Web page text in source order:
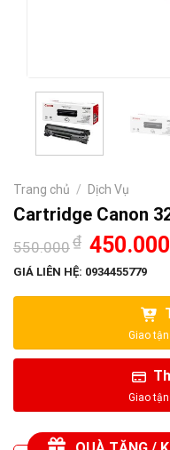
Trang chủ / Dịch Vụ
Cartridge Canon
550.000₫ Giá
gốc
là:
450.000
GIÁ LIÊN HỆ: 0934455779